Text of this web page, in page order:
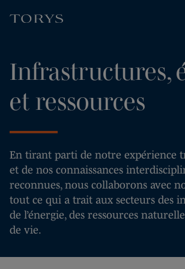
Infrastructures,
et ressources
En tirant parti de notre expérience
et de nos connaissances
reconnues, nous collaborons avec
tout ce qui a trait aux secteurs des
de l’énergie, des ressources
de vie.